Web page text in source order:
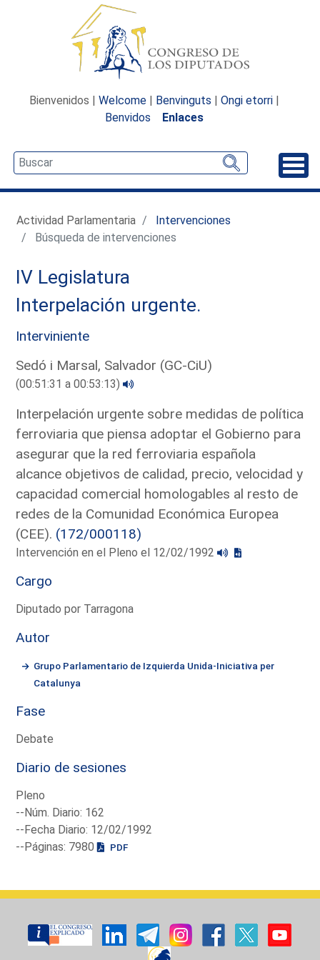
Bienvenidos | Welcome | Benvinguts | Ongi etorri |
Benvidos
Enlaces
Actividad Parlamentaria
Intervenciones
Búsqueda de intervenciones
IV Legislatura
Interpelación urgente.
Interviniente
Sedó i Marsal, Salvador (GC-CiU)
(00:51:31 a 00:53:13)
Interpelación urgente sobre medidas de política
ferroviaria que piensa adoptar el Gobierno para
asegurar que la red ferroviaria española
alcance objetivos de calidad, precio, velocidad y
capacidad comercial homologables al resto de
redes de la Comunidad Económica Europea
(CEE). (172/000118)
Intervención en el Pleno el 12/02/1992
Cargo
Diputado por Tarragona
Autor
Grupo Parlamentario de Izquierda Unida-Iniciativa per
Catalunya
Fase
Debate
Diario de sesiones
Pleno
--Núm. Diario: 162
--Fecha Diario: 12/02/1992
--Páginas: 7980
PDF